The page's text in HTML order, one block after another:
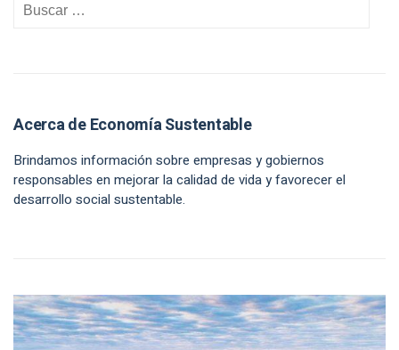
Acerca de Economía Sustentable
Brindamos información sobre empresas y gobiernos
responsables en mejorar la calidad de vida y favorecer el
desarrollo social sustentable.